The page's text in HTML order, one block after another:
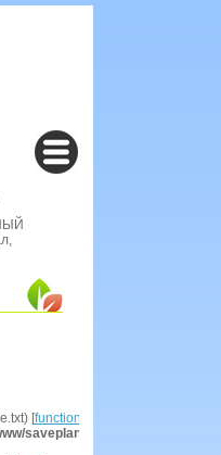
[function.require-once
saveplanet.su/modules/